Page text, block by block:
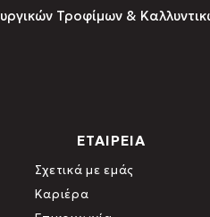
Τροφίμων &
ΕΤΑΙΡΕΙΑ
Σχετικά με εμάς
Καριέρα